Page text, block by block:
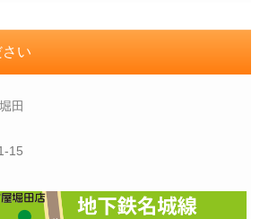
い
田
15